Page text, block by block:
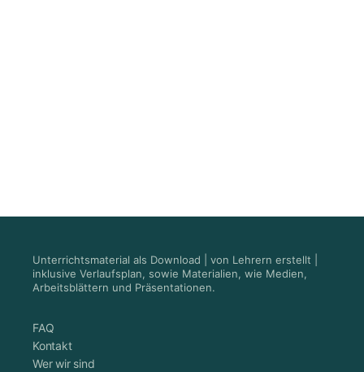
Unterrichtsmaterial als Download | von Lehrern erstellt |
inklusive Verlaufsplan, sowie Materialien, wie Medien,
Arbeitsblättern und Präsentationen.
FAQ
Kontakt
Wer wir sind